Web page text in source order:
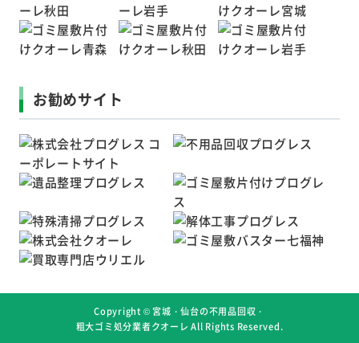
お勧めサイト
Copyright ©宮城・仙台の不用品回収・
粗大ゴミ処分業者クオーレ All Rights Reserved.